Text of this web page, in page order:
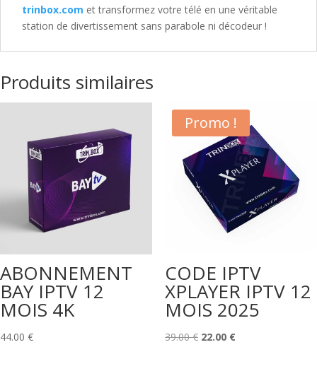
trinbox.com et transformez votre télé en une véritable
station de divertissement sans parabole ni décodeur !
Produits similaires
ABONNEMENT
BAY IPTV 12
MOIS 4K
44.00 €
Promo !
CODE IPTV
XPLAYER IPTV 12
MOIS 2025
39.00€ Le
22.00 €Le